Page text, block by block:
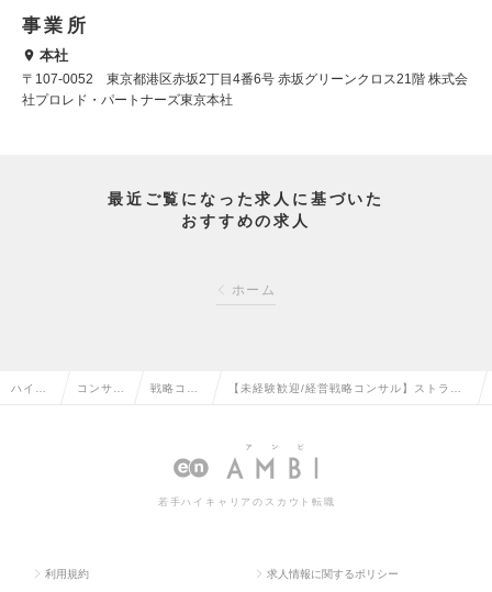
事業所
本社
〒107-0052 東京都港区赤坂2丁目4番6号 赤坂グリーンクロス21階 株式会
社プロレド・パートナーズ東京本社
最近ご覧になった求人に基づいた
おすすめの求人
ホーム
ハイク コンサル 戦略コン
トの転職
【未経験歓迎/経営戦略コンサル】ストラテ
モデルにチャレンジの求人情報
若手ハイキャリアのスカウト転職
利用規約 求人情報に関するポリシー